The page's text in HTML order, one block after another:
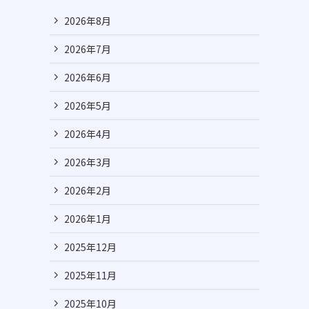
2026年8月
2026年7月
2026年6月
2026年5月
2026年4月
2026年3月
2026年2月
2026年1月
2025年12月
2025年11月
2025年10月